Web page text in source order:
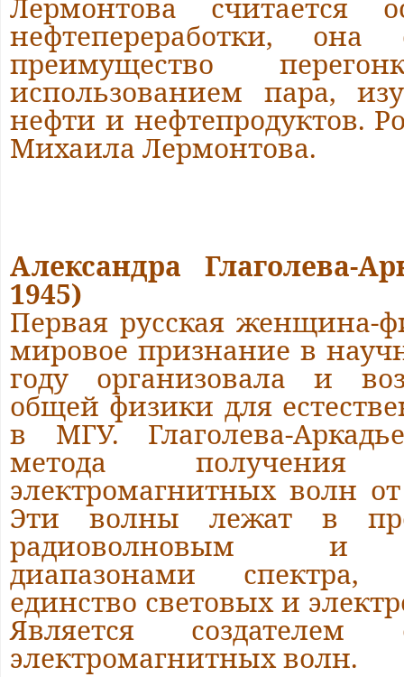
Лермонтова считается
нефтепереработки, она
преимущество
использованием пара,
нефти и нефтепродуктов.
Михаила Лермонтова.
Александра Глаголева-
1945)
Первая русская женщина-
мировое признание в
году организовала и
общей физики для
в МГУ. Глаголева-
метода получения
электромагнитных волн
Эти волны лежат в
радиоволновым и
диапазонами спектра,
единство световых и
Является
электромагнитных волн.